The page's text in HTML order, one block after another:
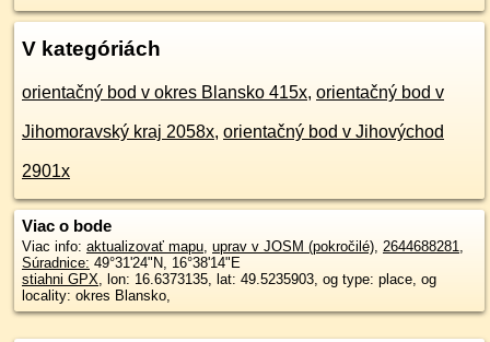
V kategóriách
orientačný bod v okres Blansko 415x, orientačný bod v
Jihomoravský kraj 2058x, orientačný bod v Jihovýchod
2901x
Viac o bode
Viac info: aktualizovať mapu, uprav v JOSM (pokročilé), 2644688281,
Súradnice: 49°31'24"N, 16°38'14"E
stiahni GPX, lon: 16.6373135, lat: 49.5235903, og type: place, og
locality: okres Blansko,